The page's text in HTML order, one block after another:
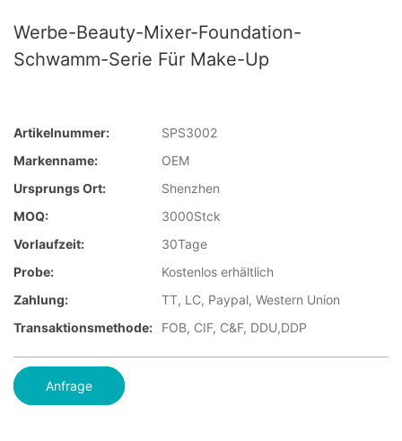
Werbe-Beauty-Mixer-Foundation-
Schwamm-Serie Für Make-Up
Artikelnummer:
SPS3002
Markenname:
OEM
Ursprungs Ort:
Shenzhen
MOQ:
3000Stck
Vorlaufzeit:
30Tage
Probe:
Kostenlos erhältlich
Zahlung:
TT, LC, Paypal, Western Union
Transaktionsmethode:
FOB, CIF, C&F, DDU,DDP
Anfrage